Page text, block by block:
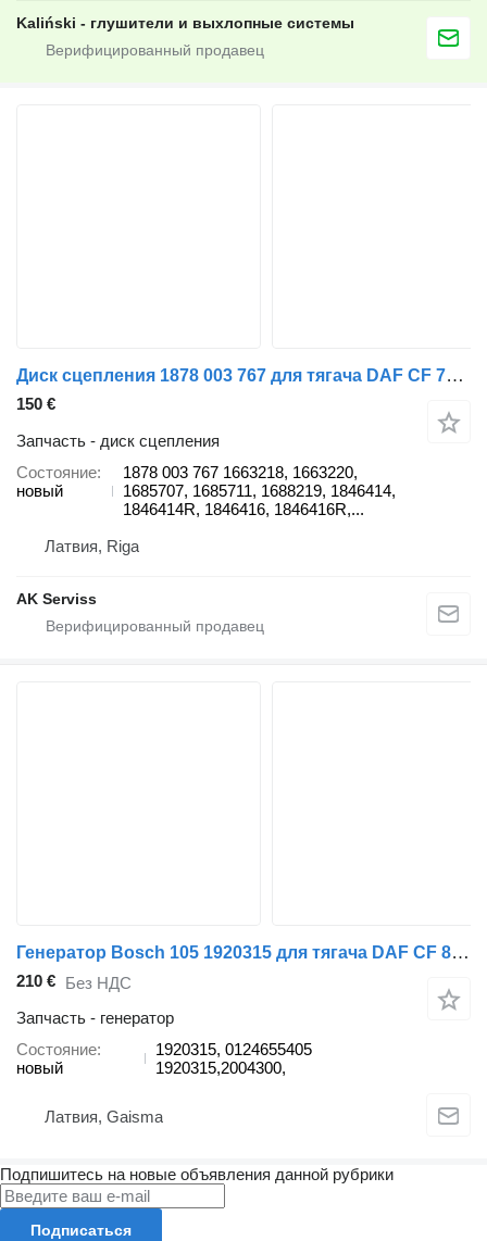
Kaliński - глушители и выхлопные системы
Диск сцепления 1878 003 767 для тягача DAF CF 75, CF 85, XF 105, XF 106
150 €
Запчасть - диск сцепления
Состояние
новый
1878 003 767 1663218, 1663220,
1685707, 1685711, 1688219, 1846414,
1846414R, 1846416, 1846416R,...
Латвия, Riga
AK Serviss
Генератор Bosch 105 1920315 для тягача DAF CF 85, XF 105, XF 95
210 € Без НДС
Запчасть - генератор
Состояние
новый
1920315, 0124655405
1920315,2004300,
Латвия, Gaisma
Подпишитесь на новые объявления данной рубрики
Подписаться